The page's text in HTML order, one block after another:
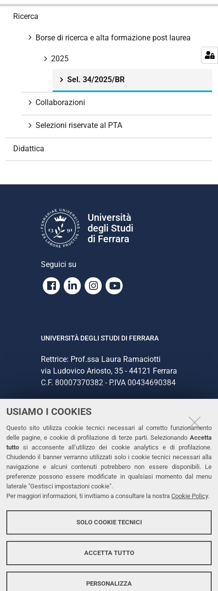
USIAMO I COOKIES
Questo sito utilizza cookie tecnici necessari al corretto funzionamento
delle pagine, e cookie di profilazione di terze parti. Selezionando Accetta
tutto si acconsente all’utilizzo dei cookie analytics e di profilazione.
Chiudendo il banner verranno utilizzati solo i cookie tecnici necessari alla
navigazione e alcuni contenuti potrebbero non essere disponibili. Le
preferenze possono essere modificate in qualsiasi momento dal menu
laterale "Gestisci impostazioni cookie".
Per maggiori informazioni, ti invitiamo a consultare la nostra Cookie Policy.
SOLO COOKIE TECNICI
ACCETTA TUTTO
PERSONALIZZA
Ricerca
Borse di ricerca e alta formazione post laurea
2025
Sel. 34/2025/BR
Collaborazioni
Selezioni riservate al PTA
Didattica
Università
degli Studi
di Ferrara
Seguici su
Facebook
LinkedinInstagram
Youtube
UNIVERSITÀ DEGLI STUDI DI FERRARA
Rettrice: Prof.ssa Laura Ramaciotti
via Ludovico Ariosto, 35 - 44121 Ferrara
C.F. 80007370382 - P.IVA 00434690384
CONTATTI
Tel. +39 0532 293111
Fax. +39 0532 293031
PEC
LINKS
Dichiarazione di accessibilità
Protezione dati personali